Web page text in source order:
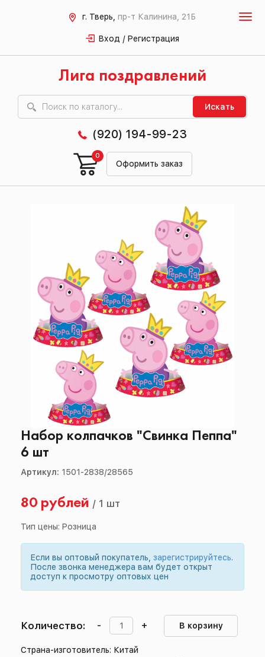
г. Тверь, пр-т Калинина, 21Б
Вход / Регистрация
Лига поздравлений
Искать
(920) 194-99-23
Оформить заказ
0
Набор колпачков "Свинка Пеппа"
6 шт
Артикул: 1501-2838/28565
80 рублей / 1 шт
Тип цены: Розница
Если вы оптовый покупатель, зарегистрируйтесь.
После звонка менеджера вам будет открыт
доступ к просмотру оптовых цен
Количество: - + В корзину
Страна-изготовитель: Китай